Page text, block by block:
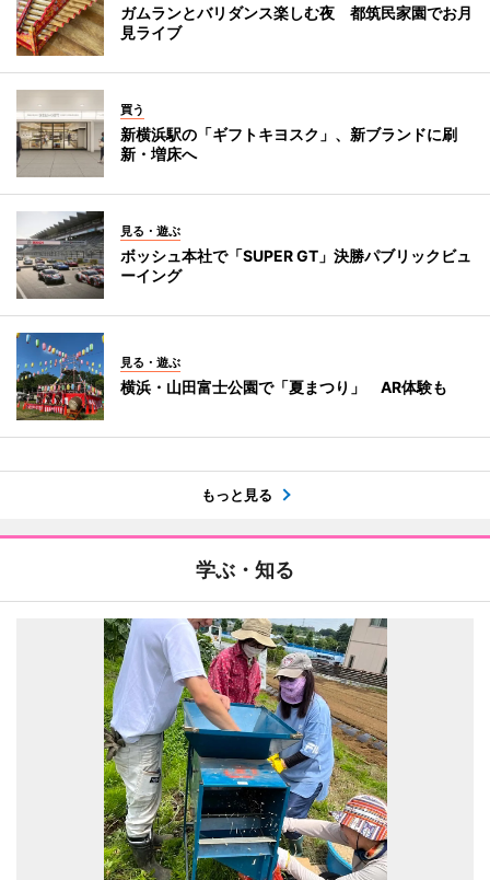
ガムランとバリダンス楽しむ夜 都筑民家園でお月
見ライブ
買う
新横浜駅の「ギフトキヨスク」、新ブランドに刷
新・増床へ
見る・遊ぶ
ボッシュ本社で「SUPER GT」決勝パブリックビュ
ーイング
見る・遊ぶ
横浜・山田富士公園で「夏まつり」 AR体験も
もっと見る
学ぶ・知る